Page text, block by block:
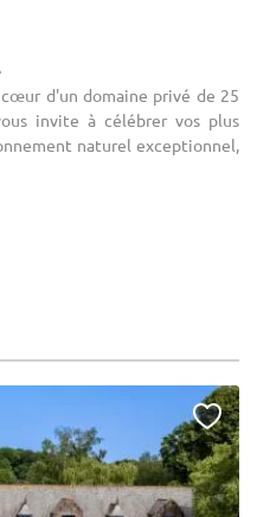
d'un domaine privé de 25
invite à célébrer vos plus
naturel exceptionnel,